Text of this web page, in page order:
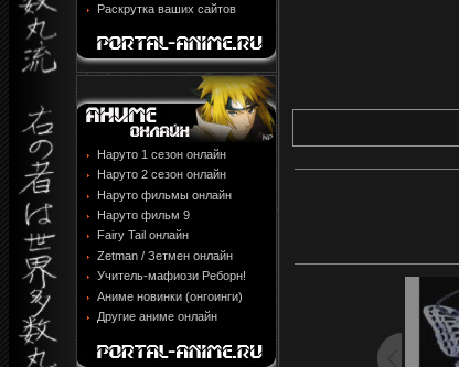
Раскрутка ваших сайтов
Наруто 1 сезон онлайн
Наруто 2 сезон онлайн
Наруто фильмы онлайн
Наруто фильм 9
Fairy Tail онлайн
Zetman / Зетмен онлайн
Учитель-мафиози Реборн!
Аниме новинки (онгоинги)
Другие аниме онлайн